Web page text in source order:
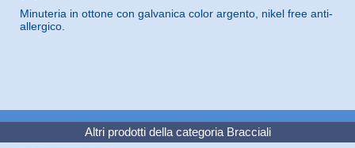
Minuteria in ottone con galvanica color argento, nikel free anti-
allergico.
Altri prodotti della categoria Bracciali